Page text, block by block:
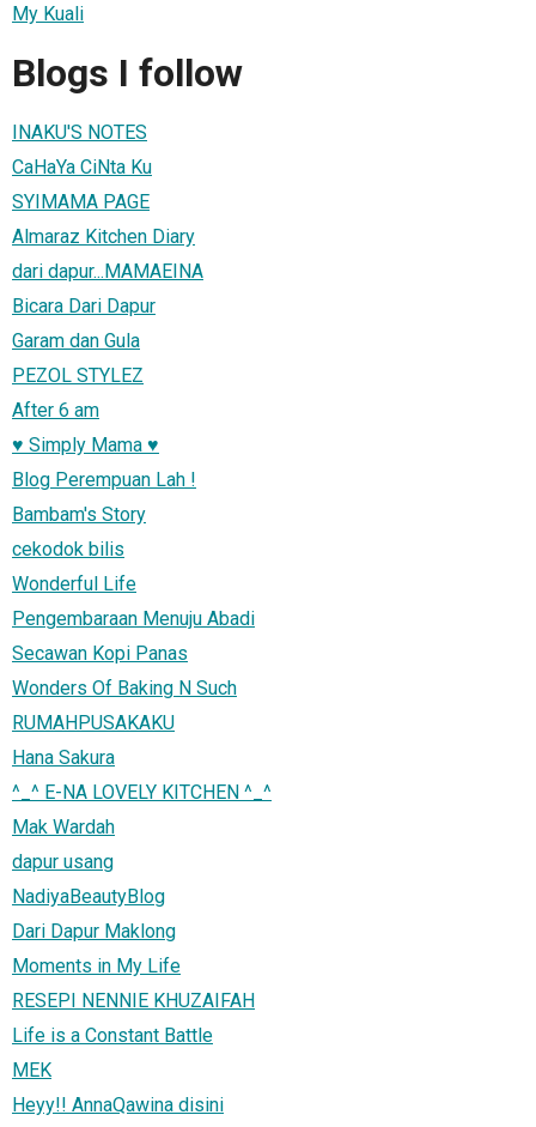
My Kuali
Blogs I follow
INAKU'S NOTES
CaHaYa CiNta Ku
SYIMAMA PAGE
Almaraz Kitchen Diary
dari dapur...MAMAEINA
Bicara Dari Dapur
Garam dan Gula
PEZOL STYLEZ
After 6 am
♥ Simply Mama ♥
Blog Perempuan Lah !
Bambam's Story
cekodok bilis
Wonderful Life
Pengembaraan Menuju Abadi
Secawan Kopi Panas
Wonders Of Baking N Such
RUMAHPUSAKAKU
Hana Sakura
^_^ E-NA LOVELY KITCHEN ^_^
Mak Wardah
dapur usang
NadiyaBeautyBlog
Dari Dapur Maklong
Moments in My Life
RESEPI NENNIE KHUZAIFAH
Life is a Constant Battle
MEK
Heyy!! AnnaQawina disini